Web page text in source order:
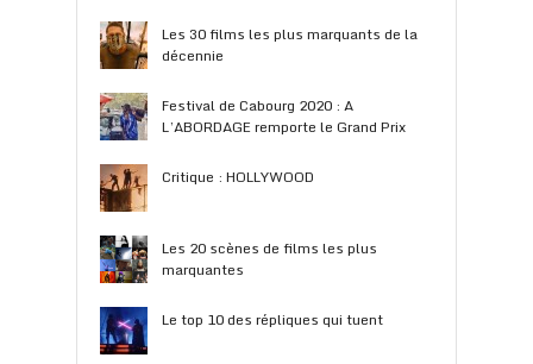
Les 30 films les plus marquants de la
décennie
Festival de Cabourg 2020 : A
L’ABORDAGE remporte le Grand Prix
Critique : HOLLYWOOD
Les 20 scènes de films les plus
marquantes
Le top 10 des répliques qui tuent